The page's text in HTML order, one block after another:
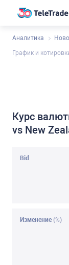
Аналитика
График и
Курс
vs New
Bid
Изменение (%)